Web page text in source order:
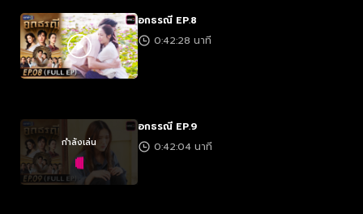
อกธรณี EP.8
0:42:28 นาที
กำลังเล่น
อกธรณี EP.9
0:42:04 นาที